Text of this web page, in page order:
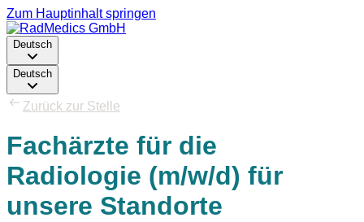
Zum Hauptinhalt springen
Deutsch
Deutsch
Zurück zur Stelle
Fachärzte für die
Radiologie (m/w/d) für
unsere Standorte